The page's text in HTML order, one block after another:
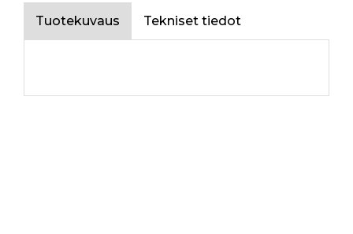
Tuotekuvaus Tekniset tiedot